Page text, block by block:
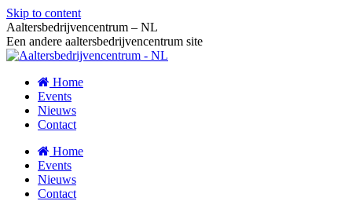
Skip to content
Aaltersbedrijvencentrum – NL
Een andere aaltersbedrijvencentrum site
Home
Events
Nieuws
Contact
Home
Events
Nieuws
Contact